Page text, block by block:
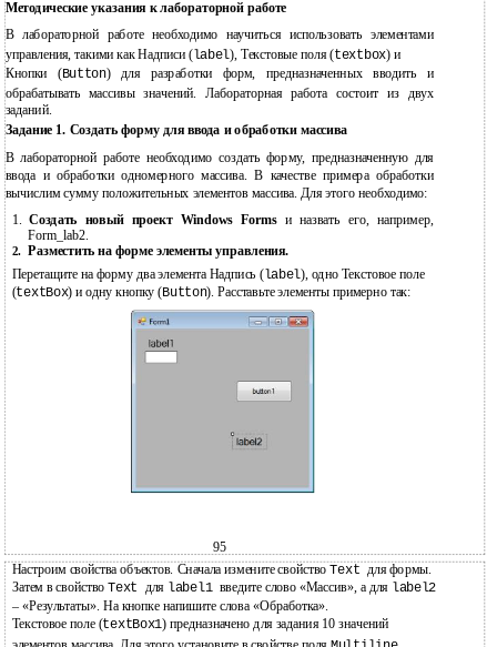
Методические указания к лабораторной работе
В лабораторной работе необходимо научиться использовать элементами
управления, такими как Надписи (label), Текстовые поля (textbox) и
Кнопки (Button) для разработки форм, предназначенных вводить и
обрабатывать массивы значений. Лабораторная работа состоит из двух
заданий.
Задание 1. Создать форму для ввода и обработки массива
В лабораторной работе необходимо создать форму, предназначенную для
ввода и обработки одномерного массива. В качестве примера обработки
вычислим сумму положительных элементов массива. Для этого необходимо:
1.
Создать новый проект Windows Forms и назвать его, например,
Form_lab2.
2. Разместить на форме элементы управления.
Перетащите на форму два элемента Надпись (label), одно Текстовое поле
(textBox) и одну кнопку (Button). Расставьте элементы примерно так:
95
Настроим свойства объектов. Сначала измените свойствоText для формы.
Затем в свойство Text для label1 введите слово «Массив», а для label2
– «Результаты». На кнопке напишите слова «Обработка».
Текстовое поле (textBox1) предназначено для задания 10 значений